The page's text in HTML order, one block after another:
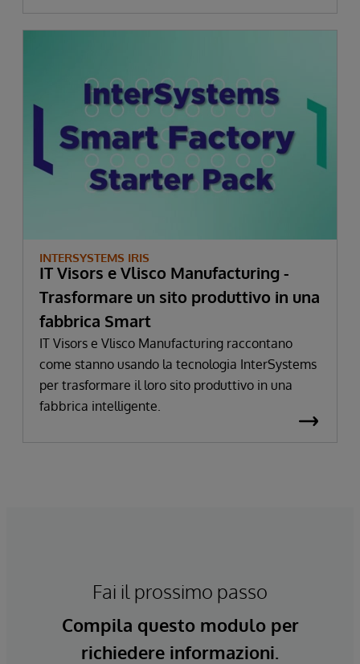
INTERSYSTEMS IRIS
IT Visors e Vlisco Manufacturing -
Trasformare un sito produttivo in una
fabbrica Smart
IT Visors e Vlisco Manufacturing raccontano
come stanno usando la tecnologia InterSystems
per trasformare il loro sito produttivo in una
fabbrica intelligente.
Fai il prossimo passo
Compila questo modulo per
richiedere informazioni.